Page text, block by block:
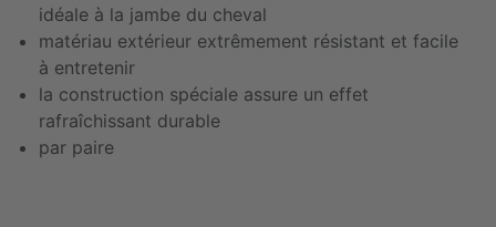
idéale à la jambe du cheval
matériau extérieur extrêmement résistant et facile
à entretenir
la construction spéciale assure un effet
rafraîchissant durable
par paire